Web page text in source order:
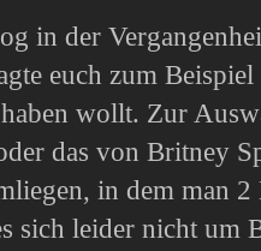
in der
euch zum
wollt. Zur
das von Britney
in dem man
sich leider nicht um